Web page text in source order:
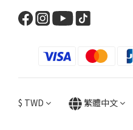
$ TWD 繁體中文